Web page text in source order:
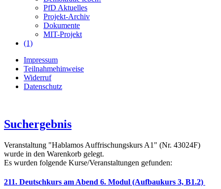
PfD Aktuelles
Projekt-Archiv
Dokumente
MIT-Projekt
(1)
Impressum
Teilnahmehinweise
Widerruf
Datenschutz
Suchergebnis
Veranstaltung "Hablamos Auffrischungskurs A1" (Nr. 43024F)
wurde in den Warenkorb gelegt.
Es wurden folgende Kurse/Veranstaltungen gefunden:
211. Deutschkurs am Abend 6. Modul (Aufbaukurs 3, B1.2)